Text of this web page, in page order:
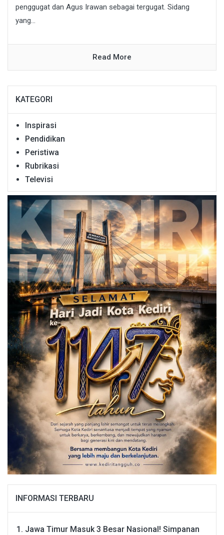
penggugat dan Agus Irawan sebagai tergugat. Sidang
yang...
Read More
KATEGORI
Inspirasi
Pendidikan
Peristiwa
Rubrikasi
Televisi
INFORMASI TERBARU
Jawa Timur Masuk 3 Besar Nasional! Simpanan